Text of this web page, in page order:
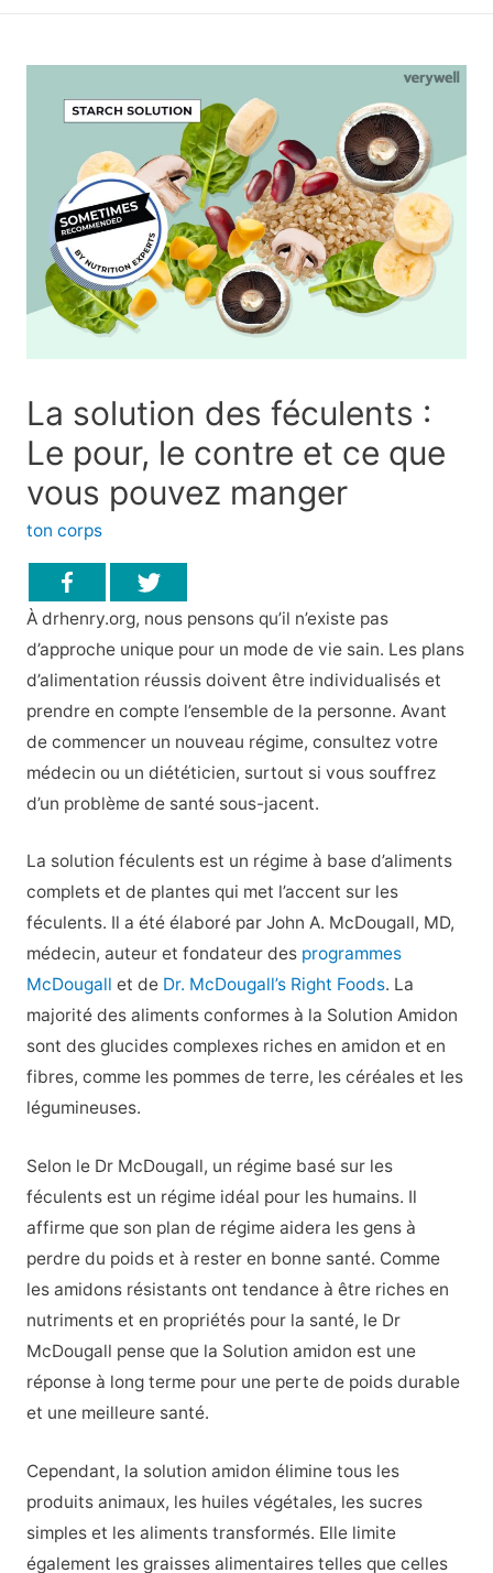
La solution des féculents :
Le pour, le contre et ce que
vous pouvez manger
ton corps
À drhenry.org, nous pensons qu’il n’existe pas
d’approche unique pour un mode de vie sain. Les plans
d’alimentation réussis doivent être individualisés et
prendre en compte l’ensemble de la personne. Avant
de commencer un nouveau régime, consultez votre
médecin ou un diététicien, surtout si vous souffrez
d’un problème de santé sous-jacent.
La solution féculents est un régime à base d’aliments
complets et de plantes qui met l’accent sur les
féculents. Il a été élaboré par John A. McDougall, MD,
médecin, auteur et fondateur des programmes
McDougall et de Dr. McDougall’s Right Foods. La
majorité des aliments conformes à la Solution Amidon
sont des glucides complexes riches en amidon et en
fibres, comme les pommes de terre, les céréales et les
légumineuses.
Selon le Dr McDougall, un régime basé sur les
féculents est un régime idéal pour les humains. Il
affirme que son plan de régime aidera les gens à
perdre du poids et à rester en bonne santé. Comme
les amidons résistants ont tendance à être riches en
nutriments et en propriétés pour la santé, le Dr
McDougall pense que la Solution amidon est une
réponse à long terme pour une perte de poids durable
et une meilleure santé.
Cependant, la solution amidon élimine tous les
produits animaux, les huiles végétales, les sucres
simples et les aliments transformés. Elle limite
également les graisses alimentaires telles que celles